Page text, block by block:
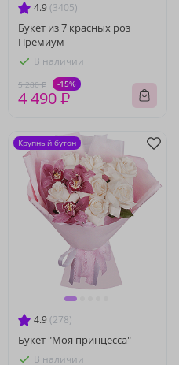
4.9 (3405)
Букет из 7 красных роз
Премиум
В наличии
5 280 ₽ -15%
4 490 ₽
4.9 (278)
Букет "Моя принцесса"
В наличии
Крупный бутон